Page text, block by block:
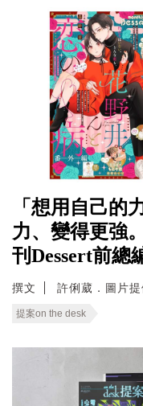
「想用自己的
力、變得更強
刊Dessert前總
撰文 許俐葳．圖片
提案on the desk